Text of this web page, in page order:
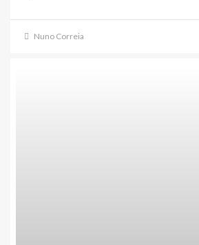
Nuno Correia